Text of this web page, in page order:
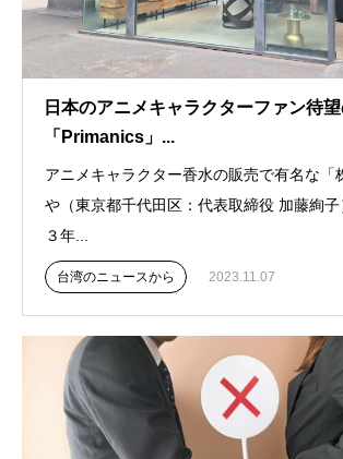
日本のアニメキャラクターファン待
「Primanics」...
アニメキャラクター香水の販売で有名な「
や（東京都千代田区：代表取締役 加藤絢子
３年...
台湾のニュースから 2023.11.07